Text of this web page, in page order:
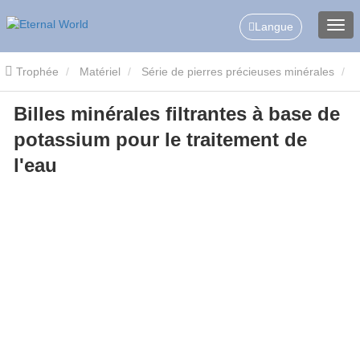
Langue
Trophée Matériel Série de pierres précieuses minérales
Boules en céramique minérale de potassium
filtrantes à base de potassium pour le traitement de l'eau
Billes minérales filtrantes à base de
potassium pour le traitement de
l'eau